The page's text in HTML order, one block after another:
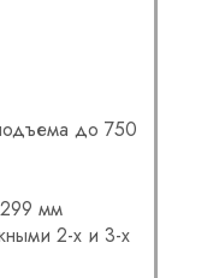
до 750
299 мм
2-х и 3-х